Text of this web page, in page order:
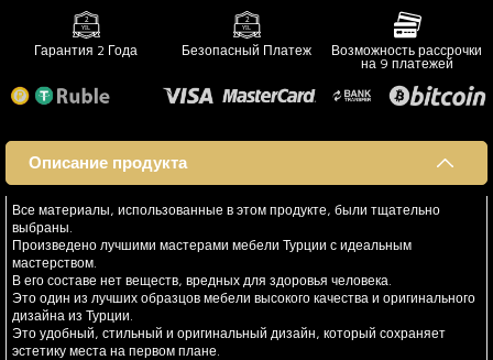
Гарантия 2 Года Безопасный Платеж
Возможность рассрочки
на 9 платежей
Описание продукта
Все материалы, использованные в этом продукте, были тщательно
выбраны.
Произведено лучшими мастерами мебели Турции с идеальным
мастерством.
В его составе нет веществ, вредных для здоровья человека.
Это один из лучших образцов мебели высокого качества и оригинального
дизайна из Турции.
Это удобный, стильный и оригинальный дизайн, который сохраняет
эстетику места на первом плане.